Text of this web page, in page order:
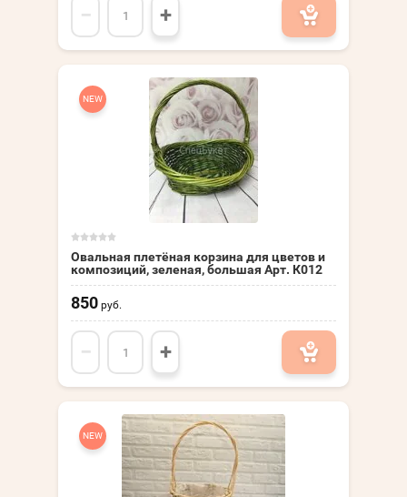
− +
NEW
Овальная плетёная корзина для цветов и
композиций, зеленая, большая Арт. К012
850 руб.
− +
NEW